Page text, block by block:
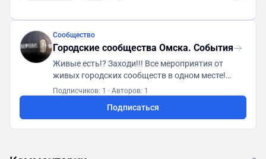
Сообщество
Городские сообщества Омска. События
Живые есть!? Заходи!!! Все мероприятия от
живых городских сообществ в одном месте!
Первая городская платформа "ГСА. Генератор
https://t.me/gsaomsk_bot
Подписчиков: 1 · Авторов: 1
Подписаться